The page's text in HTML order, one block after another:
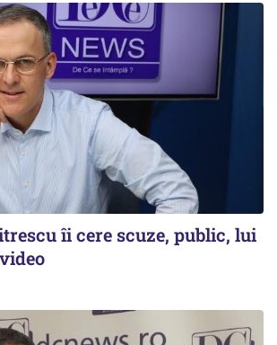
îi cere scuze, public, lui